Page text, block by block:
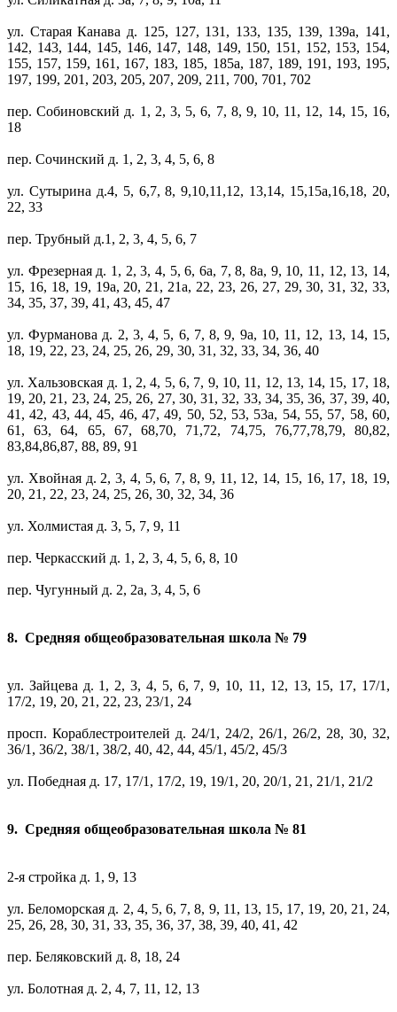
ул. Старая Канава д. 125, 127, 131, 133, 135, 139, 139а, 141,
142, 143, 144, 145, 146, 147, 148, 149, 150, 151, 152, 153, 154,
155, 157, 159, 161, 167, 183, 185, 185а, 187, 189, 191, 193, 195,
197, 199, 201, 203, 205, 207, 209, 211, 700, 701, 702
пер. Собиновский д. 1, 2, 3, 5, 6, 7, 8, 9, 10, 11, 12, 14, 15, 16,
18
пер. Сочинский д. 1, 2, 3, 4, 5, 6, 8
ул. Сутырина д.4, 5, 6,7, 8, 9,10,11,12, 13,14, 15,15а,16,18, 20,
22, 33
пер. Трубный д.1, 2, 3, 4, 5, 6, 7
ул. Фрезерная д. 1, 2, 3, 4, 5, 6, 6а, 7, 8, 8а, 9, 10, 11, 12, 13, 14,
15, 16, 18, 19, 19а, 20, 21, 21а, 22, 23, 26, 27, 29, 30, 31, 32, 33,
34, 35, 37, 39, 41, 43, 45, 47
ул. Фурманова д. 2, 3, 4, 5, 6, 7, 8, 9, 9а, 10, 11, 12, 13, 14, 15,
18, 19, 22, 23, 24, 25, 26, 29, 30, 31, 32, 33, 34, 36, 40
ул. Хальзовская д. 1, 2, 4, 5, 6, 7, 9, 10, 11, 12, 13, 14, 15, 17, 18,
19, 20, 21, 23, 24, 25, 26, 27, 30, 31, 32, 33, 34, 35, 36, 37, 39, 40,
41, 42, 43, 44, 45, 46, 47, 49, 50, 52, 53, 53а, 54, 55, 57, 58, 60,
61, 63, 64, 65, 67, 68,70, 71,72, 74,75, 76,77,78,79, 80,82,
83,84,86,87, 88, 89, 91
ул. Хвойная д. 2, 3, 4, 5, 6, 7, 8, 9, 11, 12, 14, 15, 16, 17, 18, 19,
20, 21, 22, 23, 24, 25, 26, 30, 32, 34, 36
ул. Холмистая д. 3, 5, 7, 9, 11
пер. Черкасский д. 1, 2, 3, 4, 5, 6, 8, 10
пер. Чугунный д. 2, 2а, 3, 4, 5, 6
8. Средняя общеобразовательная школа № 79
ул. Зайцева д. 1, 2, 3, 4, 5, 6, 7, 9, 10, 11, 12, 13, 15, 17, 17/1,
17/2, 19, 20, 21, 22, 23, 23/1, 24
просп. Кораблестроителей д. 24/1, 24/2, 26/1, 26/2, 28, 30, 32,
36/1, 36/2, 38/1, 38/2, 40, 42, 44, 45/1, 45/2, 45/3
ул. Победная д. 17, 17/1, 17/2, 19, 19/1, 20, 20/1, 21, 21/1, 21/2
9. Средняя общеобразовательная школа № 81
2-я стройка д. 1, 9, 13
ул. Беломорская д. 2, 4, 5, 6, 7, 8, 9, 11, 13, 15, 17, 19, 20, 21, 24,
25, 26, 28, 30, 31, 33, 35, 36, 37, 38, 39, 40, 41, 42
пер. Беляковский д. 8, 18, 24
ул. Болотная д. 2, 4, 7, 11, 12, 13